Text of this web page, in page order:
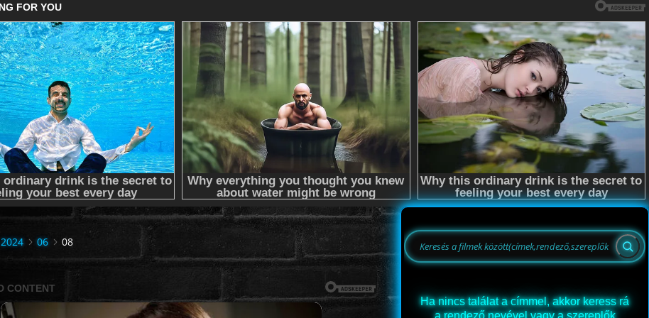
2024 06 08
Ha nincs találat a címmel, akkor keress rá
a rendező nevével vagy a szereplők